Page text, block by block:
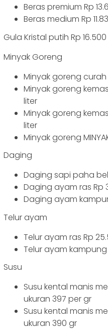
Beras premium Rp
Beras medium Rp
Gula Kristal putih Rp
Minyak Goreng
Minyak goreng curah
Minyak goreng
liter
Minyak goreng
liter
Minyak goreng
Daging
Daging sapi paha
Daging ayam ras Rp
Daging ayam
Telur ayam
Telur ayam ras Rp
Telur ayam kampung
Susu
Susu kental manis
ukuran 397 per gr
Susu kental manis
ukuran 390 gr